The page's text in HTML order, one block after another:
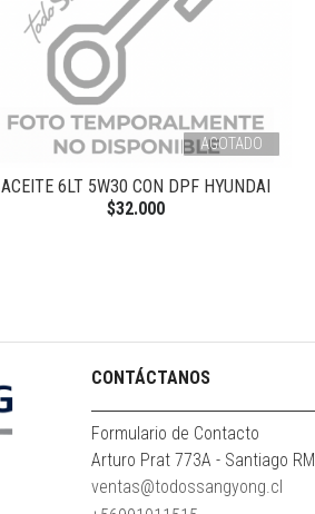
AGOTADO
ACEITE 6LT 5W30 CON DPF HYUNDAI
$32.000
CONTÁCTANOS
Formulario de Contacto
Arturo Prat 773A - Santiago RM
ventas@todossangyong.cl